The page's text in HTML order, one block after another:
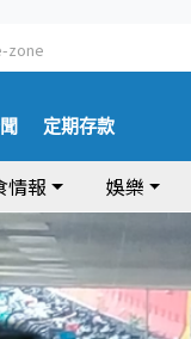
zone
定期存款
情報 娛樂